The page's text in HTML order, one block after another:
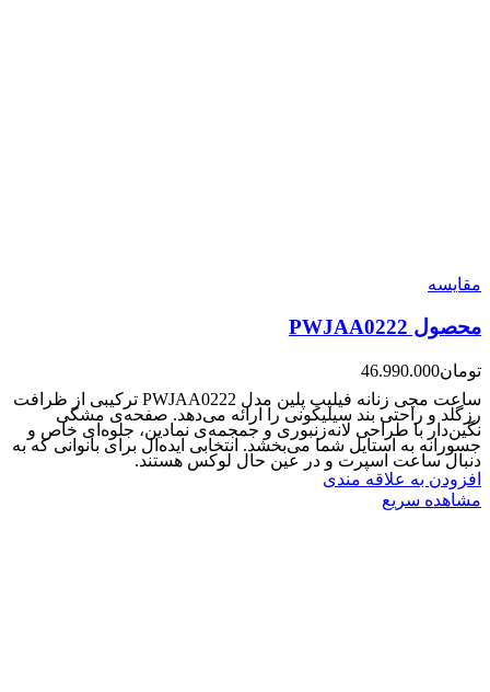
مقایسه
محصول PWJAA0222
تومان46.990.000
ساعت مچی زنانه فیلیپ پلین مدل PWJAA0222 ترکیبی از ظرافت
رزگلد و راحتی بند سیلیکونی را ارائه می‌دهد. صفحه‌ی مشکی
نگین‌دار با طراحی لانه‌زنبوری و جمجمه‌ی نمادین، جلوه‌ای خاص و
جسورانه به استایل شما می‌بخشد. انتخابی ایده‌آل برای بانوانی که به
دنبال ساعت اسپرت و در عین حال لوکس هستند.
افزودن به علاقه مندی
مشاهده سریع